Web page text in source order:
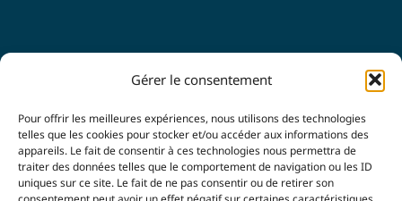
Gérer le consentement
Pour offrir les meilleures expériences, nous utilisons des technologies
telles que les cookies pour stocker et/ou accéder aux informations des
appareils. Le fait de consentir à ces technologies nous permettra de
traiter des données telles que le comportement de navigation ou les ID
uniques sur ce site. Le fait de ne pas consentir ou de retirer son